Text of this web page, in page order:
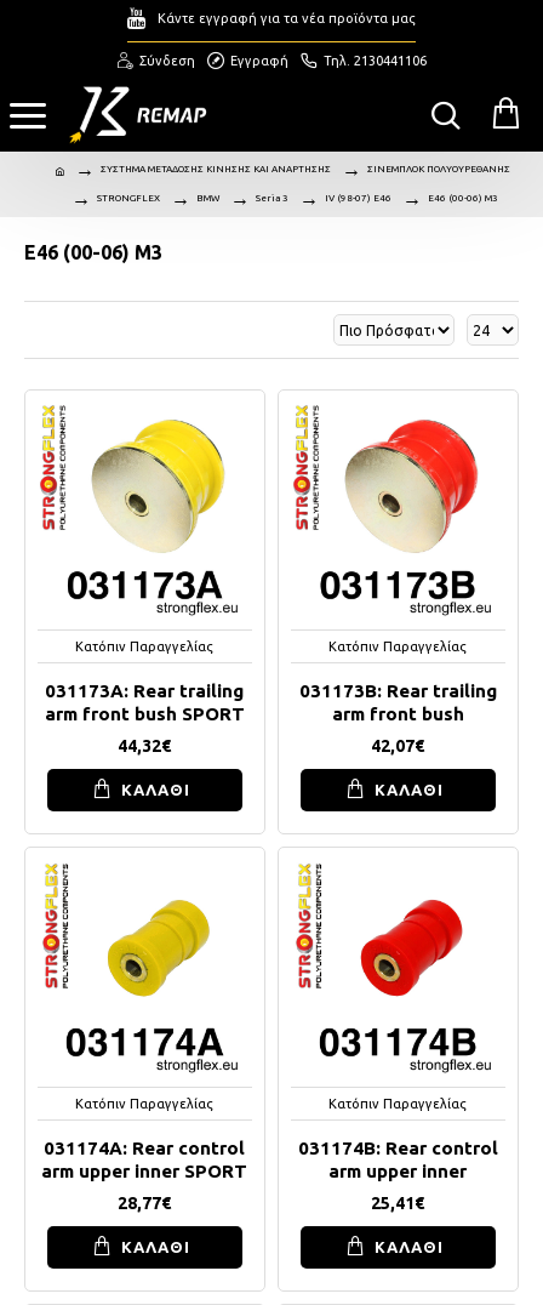
Κάντε εγγραφή για τα νέα προϊόντα μας
Σύνδεση Εγγραφή Τηλ. 2130441106
ΣΥΣΤΗΜΑ ΜΕΤΑΔΟΣΗΣ ΚΙΝΗΣΗΣ ΚΑΙ ΑΝΑΡΤΗΣΗΣ ΣΙΝΕΜΠΛΟΚ ΠΟΛΥΟΥΡΕΘΑΝΗΣ
STRONGFLEX BMW Seria 3 IV (98-07) E46 E46 (00-06) M3
E46 (00-06) M3
Κατόπιν Παραγγελίας
031173A: Rear trailing
arm front bush SPORT
44,32€
ΚΑΛΑΘΙ
Κατόπιν Παραγγελίας
031173B: Rear trailing
arm front bush
42,07€
ΚΑΛΑΘΙ
Κατόπιν Παραγγελίας
031174A: Rear control
arm upper inner SPORT
28,77€
ΚΑΛΑΘΙ
Κατόπιν Παραγγελίας
031174B: Rear control
arm upper inner
25,41€
ΚΑΛΑΘΙ